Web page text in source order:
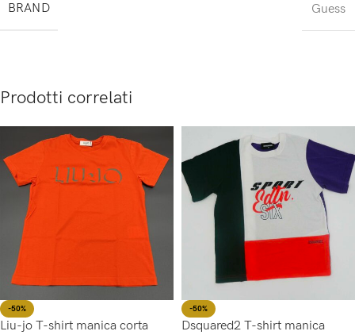
BRAND Guess
Prodotti correlati
-50%
Liu-jo T-shirt manica corta
-50%
Dsquared2 T-shirt manica